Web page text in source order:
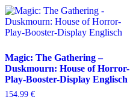
Magic: The Gathering –
Duskmourn: House of Horror-
Play-Booster-Display Englisch
154,99 €